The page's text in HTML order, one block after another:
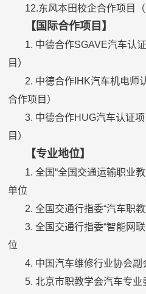
12.东风本田校企合作项目（
【国际合作项目】
1. 中德合作SGAVE汽车认
目）
2. 中德合作IHK汽车机电师
合作项目）
3. 中德合作HUG汽车认证
目）
【专业地位】
1. 全国“全国交通运输职业
单位
2. 全国交通行指委“汽车职
3. 全国交通行指委“智能网
位
4. 中国汽车维修行业协会副
5. 北京市职教学会汽车专业